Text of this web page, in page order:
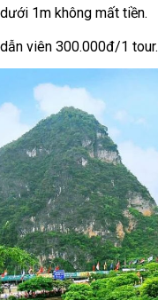
1m không mất tiền.
viên 300.000đ/1 tour.